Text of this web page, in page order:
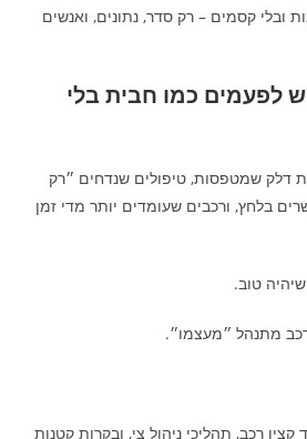
ובלי קסמים – רק סדר, נתונים, ואנשים
לפעמים כמו חבית בלי
דלק שמטפסות, טיפולים שנדחים ״רק
בלחץ, ורכבים שעומדים יותר מדי זמן
טוב.
רכב מתנהל ״מעצמו״.
רכב, תהליכי ניהול צי, ובקרות קטנות